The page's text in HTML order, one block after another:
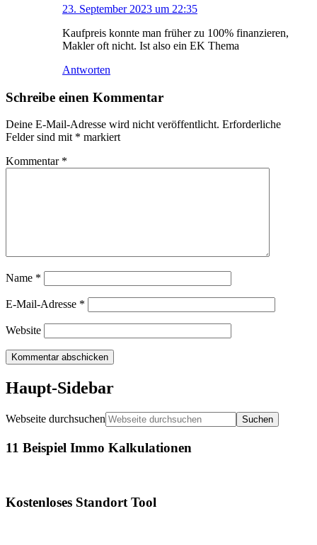
23. September 2023 um 22:35
Kaufpreis konnte man früher zu 100% finanzieren,
Makler oft nicht. Ist also ein EK Thema
Antworten
Schreibe einen Kommentar
Deine E-Mail-Adresse wird nicht veröffentlicht. Erforderliche
Felder sind mit * markiert
Kommentar *
Name *
E-Mail-Adresse *
Website
Haupt-Sidebar
Webseite durchsuchen
11 Beispiel Immo Kalkulationen
Kostenloses Standort Tool